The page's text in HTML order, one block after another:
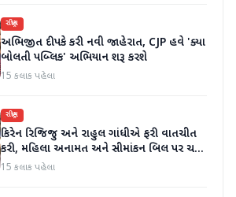
રાષ્ટ્રીય
અભિજીત દીપકે કરી નવી જાહેરાત, CJP હવે 'ક્યા
બોલતી પબ્લિક' અભિયાન શરૂ કરશે
15 કલાક પહેલા
રાષ્ટ્રીય
કિરેન રિજિજુ અને રાહુલ ગાંધીએ ફરી વાતચીત
કરી, મહિલા અનામત અને સીમાંકન બિલ પર ચર્ચા
કરી
15 કલાક પહેલા